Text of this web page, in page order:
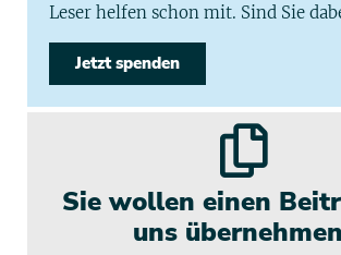
Leser helfen schon mit. Sind Sie
Jetzt spenden
Sie wollen einen
uns